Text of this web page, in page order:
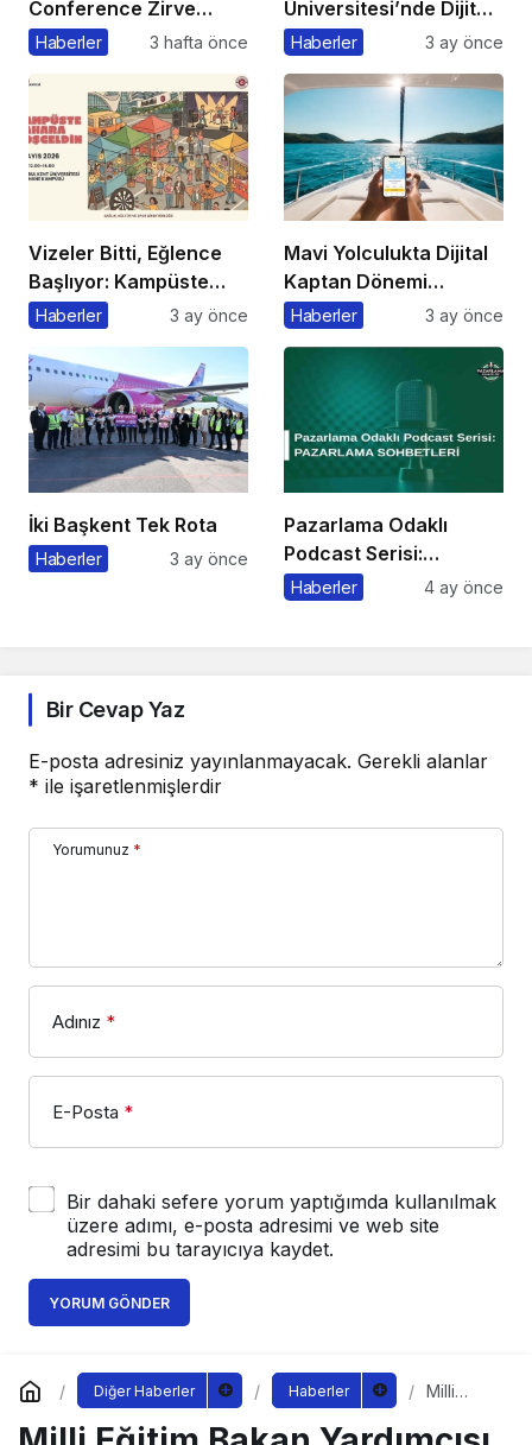
Conference Zirve
Başkanı’ndan Önemli
Haberler 3 hafta önce
Üniversitesi’nde Dijital
Markalaşma 1.0
Haberler 3 ay önce
Vizeler Bitti, Eğlence
Başlıyor: Kampüste
Bahar Festivali
Haberler 3 ay önce
Mavi Yolculukta Dijital
Kaptan Dönemi
Başlıyor
Haberler 3 ay önce
İki Başkent Tek Rota
Haberler 3 ay önce
Pazarlama Odaklı
Podcast Serisi:
Pazarlama Sohbetleri
Haberler 4 ay önce
Bir Cevap Yaz
E-posta adresiniz yayınlanmayacak. Gerekli alanlar
* ile işaretlenmişlerdir
Yorumunuz *
Adınız *
E-Posta *
Bir dahaki sefere yorum yaptığımda kullanılmak
üzere adımı, e-posta adresimi ve web site
adresimi bu tarayıcıya kaydet.
YORUM GÖNDER
Diğer Haberler Haberler
Milli
Bakan